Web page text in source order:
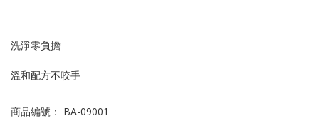
洗淨零負擔
溫和配方不咬手
商品編號： BA-09001